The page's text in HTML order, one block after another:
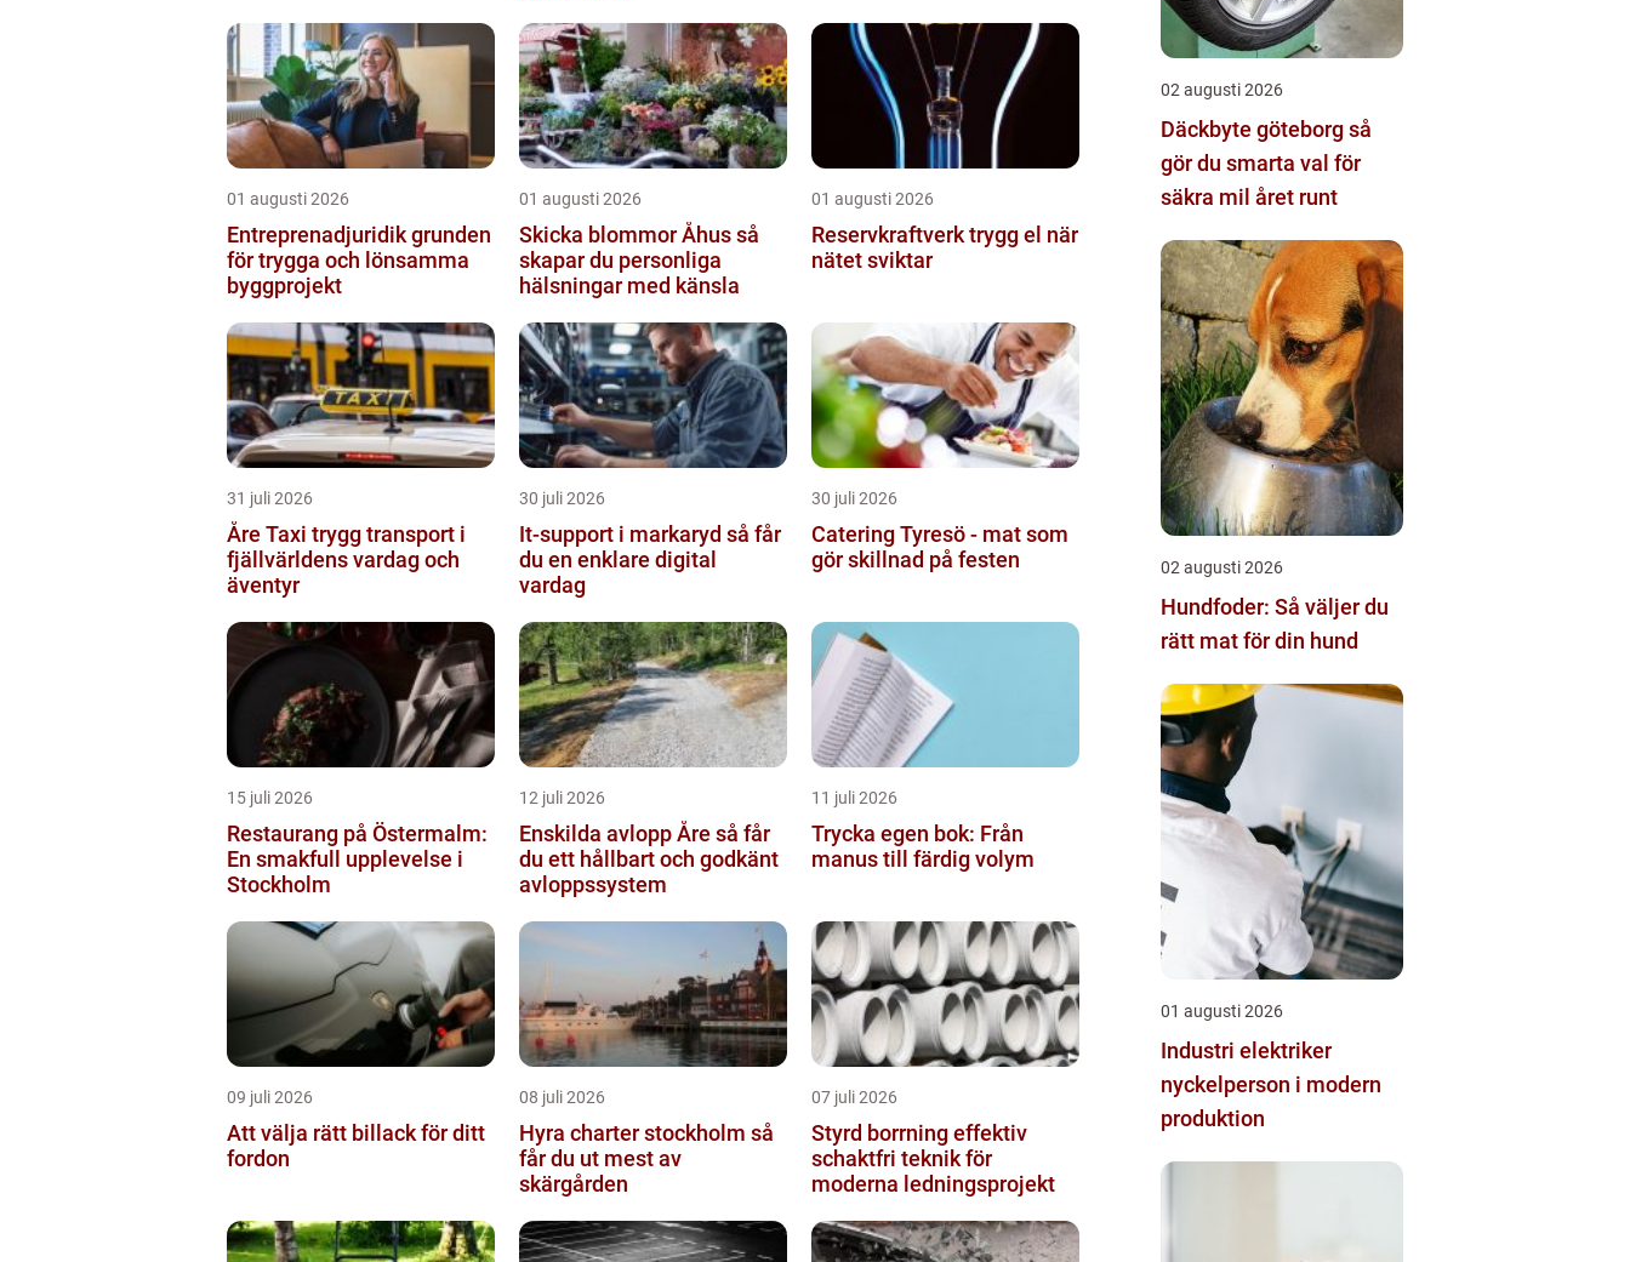
01 augusti 2026
Entreprenadjuridik grunden
för trygga och lönsamma
byggprojekt
01 augusti 2026
Skicka blommor Åhus så
skapar du personliga
hälsningar med känsla
01 augusti 2026
Reservkraftverk trygg el när
nätet sviktar
31 juli 2026
Åre Taxi trygg transport i
fjällvärldens vardag och
äventyr
30 juli 2026
It-support i markaryd så får
du en enklare digital
vardag
30 juli 2026
Catering Tyresö - mat som
gör skillnad på festen
15 juli 2026
Restaurang på Östermalm:
En smakfull upplevelse i
Stockholm
12 juli 2026
Enskilda avlopp Åre så får
du ett hållbart och godkänt
avloppssystem
11 juli 2026
Trycka egen bok: Från
manus till färdig volym
09 juli 2026
Att välja rätt billack för ditt
fordon
08 juli 2026
Hyra charter stockholm så
får du ut mest av
skärgården
07 juli 2026
Styrd borrning effektiv
schaktfri teknik för
moderna ledningsprojekt
02 augusti 2026
Däckbyte göteborg så
gör du smarta val för
säkra mil året runt
02 augusti 2026
Hundfoder: Så väljer du
rätt mat för din hund
01 augusti 2026
Industri elektriker
nyckelperson i modern
produktion